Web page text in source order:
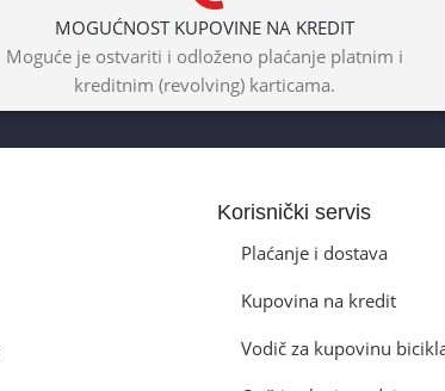
MOGUĆNOST KUPOVINE NA KREDIT
Moguće je ostvariti i odloženo plaćanje platnim i
kreditnim (revolving) karticama.
Korisnički servis
Plaćanje i dostava
Kupovina na kredit
Vodič za kupovinu